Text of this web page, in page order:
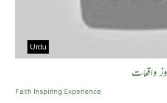
Urdu
واقعات
Faith Inspiring Experience